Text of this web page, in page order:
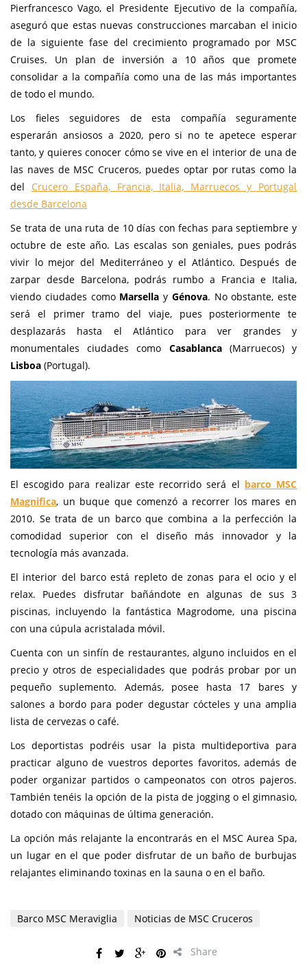
Pierfrancesco Vago, el Presidente Ejecutivo de la compañía,
aseguró que estas nuevas construcciones marcaban el inicio
de la siguiente fase del crecimiento programado por MSC
Cruises. Un plan de inversión a 10 años que promete
consolidar a la compañía como una de las más importantes
de todo el mundo.
Los fieles seguidores de esta compañía seguramente
esperarán ansiosos a 2020, pero si no te apetece esperar
tanto, y quieres conocer cómo se vive en el interior de una de
las naves de MSC Cruceros, puedes optar por rutas como la
del Crucero España, Francia, Italia, Marruecos y Portugal
desde Barcelona
Se trata de una ruta de 10 días con fechas para septiembre y
octubre de este año. Las escalas son geniales, pues podrás
vivir lo mejor del Mediterráneo y el Atlántico. Después de
zarpar desde Barcelona, podrás rumbo a Francia e Italia,
viendo ciudades como Marsella y Génova. No obstante, este
será el primer tramo del viaje, pues posteriormente te
desplazarás hasta el Atlántico para ver grandes y
monumentales ciudades como Casablanca(Marruecos) y
Lisboa (Portugal).
El escogido para realizar este recorrido será el barco MSC
Magnifica, un buque que comenzó a recorrer los mares en
2010. Se trata de un barco que combina a la perfección la
comodidad superior con el diseño más innovador y la
tecnología más avanzada.
El interior del barco está repleto de zonas para el ocio y el
relax. Puedes disfrutar bañándote en algunas de sus 3
piscinas, incluyendo la fantástica Magrodome, una piscina
con una cúpula acristalada móvil.
Cuenta con un sinfín de restaurantes, alguno incluidos en el
precio y otros de especialidades que podrás probar por un
pequeño suplemento. Además, posee hasta 17 bares y
salones a bordo para poder degustar cócteles y una amplia
lista de cervezas o café.
Los deportistas podréis usar la pista multideportiva para
practicar alguno de vuestros deportes favoritos, además de
poder organizar partidos o campeonatos con otros pajeros.
También tenéis la opción de la pista de jogging o el gimnasio,
dotado con máquinas de última generación.
La opción más relajante la encontrarás en el MSC Aurea Spa,
un lugar en el que poder disfrutar de un baño de burbujas
relajantes eliminando toxinas en la sauna o en el baño.
Barco MSC Meraviglia Noticias de MSC Cruceros
Share